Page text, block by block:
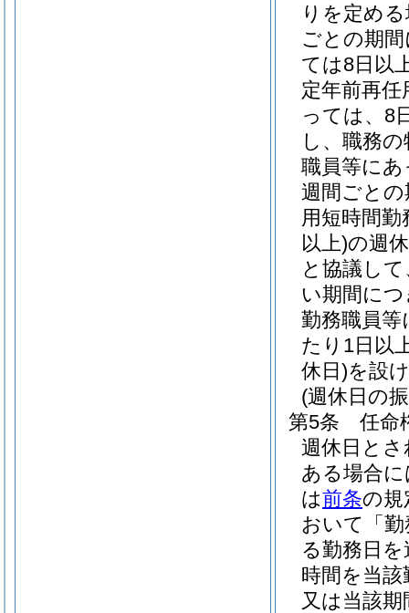
りを定め
ごとの期
ては8日以
定年前再
っては、8
し、職務
職員等に
週間ごと
用短時間
以上)の週
と協議し
い期間に
勤務職員
たり1日以
休日)を設
(週休日の
第5条
任命
週休日と
ある場合
は前条の規
おいて「
る勤務日
時間を当
又は当該